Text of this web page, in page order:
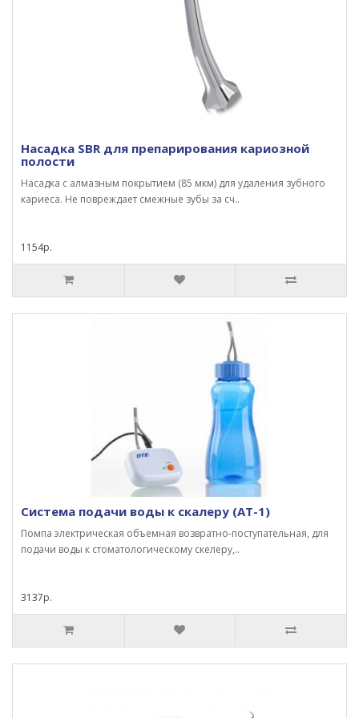
Насадка SBR для препарирования кариозной
полости
Насадка с алмазным покрытием (85 мкм) для удаления зубного
кариеса. Не повреждает смежные зубы за сч..
1154р.
Система подачи воды к скалеру (AT-1)
Помпа электрическая объемная возвратно-поступательная, для
подачи воды к стоматологическому скелеру,..
3137р.